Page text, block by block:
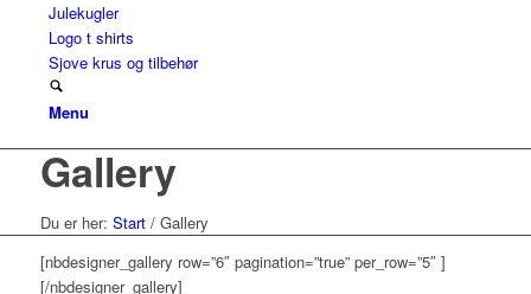
Julekugler
Logo t shirts
Sjove krus og tilbehør
Menu
Gallery
Du er her: Start / Gallery
[nbdesigner_gallery row=”6″ pagination=”true” per_row=”5″ ]
[/nbdesigner_gallery]